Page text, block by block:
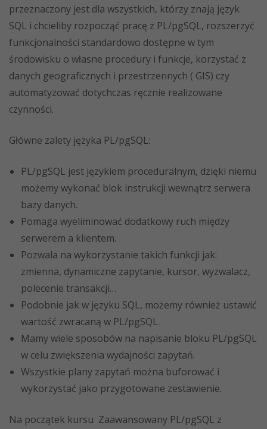
przeznaczony jest dla wszystkich, którzy znają język
SQL i chcieliby rozpocząć pracę z PL/pgSQL, rozszerzyć
funkcjonalności standardowo dostępne w tym
środowisku o własne procedury i funkcje, korzystać z
danych geograficznych i przestrzennych ( GIS) czy
automatyzować dotychczas ręcznie realizowane
czynności.
Główne zalety języka PL/pgSQL:
PL/pgSQL jest językiem proceduralnym, dzięki niemu
możemy wykonać blok instrukcji wewnątrz serwera
bazy danych.
Pomaga wyeliminować dodatkowy ruch między
serwerem a klientem.
Pozwala na wykorzystanie takich funkcji jak:
zmienna, dynamiczne zapytanie, kursor, wyzwalacz,
polecenie transakcji…
Podobnie jak w języku SQL, możemy również ustawić
wartość zwracaną w PL/pgSQL.
Mamy wiele sposobów na napisanie bloku PL/pgSQL
w celu zwiększenia wydajności zapytań.
Wszystkie plany zapytań można buforować i
wykorzystać jako przygotowane zestawienie.
Na początek kursu Zaawansowany PL/pgSQL z